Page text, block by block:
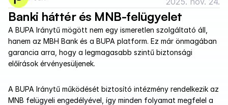
Banki háttér és MNB-felügyelet
A BUPA Iránytű mögött nem egy ismeretlen szolgáltató áll,
hanem az MBH Bank és a BUPA platform. Ez már önmagában
garancia arra, hogy a legmagasabb szintű biztonsági
előírások érvényesüljenek.
A BUPA Iránytű működését biztosító intézmény rendelkezik az
MNB felügyeli engedélyével, így minden folyamat megfelel a